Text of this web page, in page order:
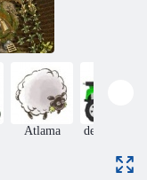
Atlama devre yarış